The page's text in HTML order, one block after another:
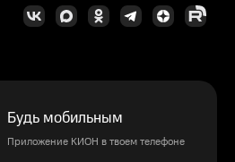
Будь мобильным
Приложение КИОН в твоем телефоне